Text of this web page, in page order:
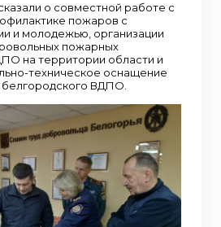
о совместной работе с
пожаров с
и молодежью, организации
пожарных
на территории области и
техническое оснащение
белгородского ВДПО.